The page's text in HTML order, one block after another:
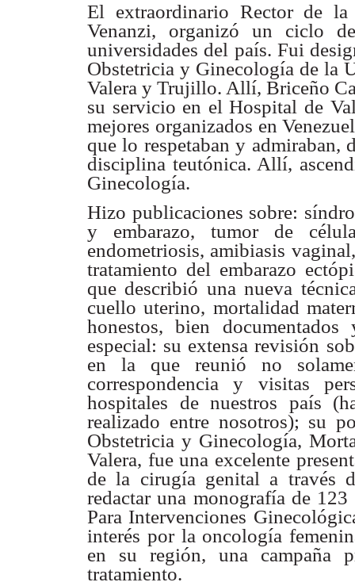
El extraordinario Rector de
Venanzi, organizó un ciclo
universidades del país. Fui
Obstetricia y Ginecología de la
Valera yTrujillo. Allí, Briceño
su servicio en el Hospital de
mejores organizados en
que lo respetaban y admiraban,
disciplina teutónica. Allí,
Ginecología.
Hizo publicaciones sobre:
y embarazo, tumor de
endometriosis, amibiasis
tratamiento del embarazo
que describió una nueva
cuello uterino, mortalidad
honestos, bien
especial: su extensa revisión
en la que reunió no
correspondencia y visitas
hospitales de nuestros país
realizado entre nosotros); su
Obstetricia y Ginecología,
Valera, fue una excelente
de la cirugía genital a través
redactar una monografía de 123
Para Intervenciones
interés por la oncología
en su región, una campaña
tratamiento.